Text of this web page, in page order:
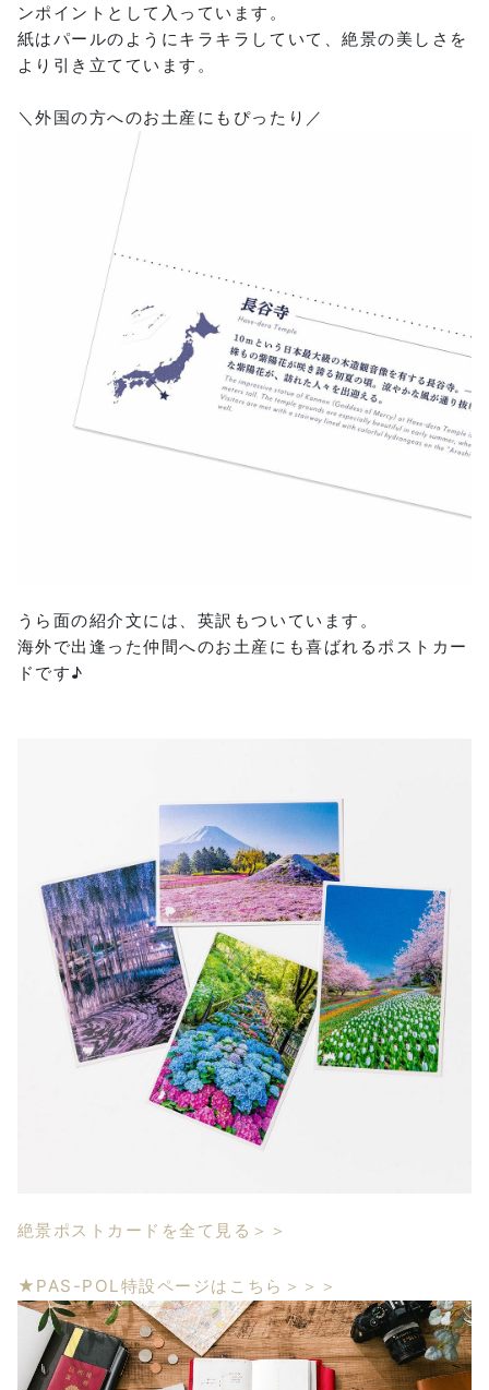
ンポイントとして入っています。
紙はパールのようにキラキラしていて、絶景の美しさを
より引き立てています。
＼外国の方へのお土産にもぴったり／
うら面の紹介文には、英訳もついています。
海外で出逢った仲間へのお土産にも喜ばれるポストカー
ドです♪
絶景ポストカードを全て見る＞＞
★PAS-POL特設ページはこちら＞＞＞